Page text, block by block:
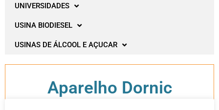
UNIVERSIDADES
USINA BIODIESEL
USINAS DE ÁLCOOL E AÇUCAR
Aparelho Dornic